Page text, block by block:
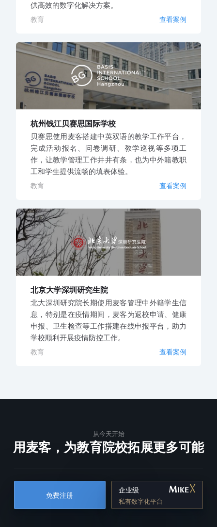
供高效的数字化解决方案。
教育 查看案例
杭州钱江贝赛思国际学校
贝赛思使用麦客搭建中英双语的教学工作平台，
完成活动报名、问卷调研、教学巡视等多项工
作，让教学管理工作井井有条，也为中外籍教职
工和学生提供流畅的填表体验。
教育 查看案例
北京大学深圳研究生院
北大深圳研究院长期使用麦客管理中外籍学生信
息，特别是在疫情期间，麦客为返校申请、健康
申报、卫生检查等工作搭建在线申报平台，助力
学校顺利开展疫情防控工作。
教育 查看案例
从今天开始
用麦客，为教育院校拓展更多可能
免费注册
企业级
私有数字化平台